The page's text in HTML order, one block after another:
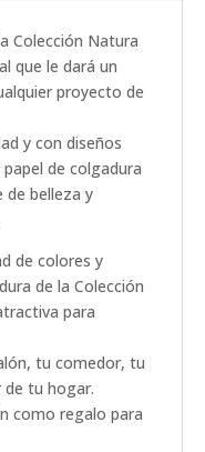
Colección Natura
que le dará un
proyecto de
y con diseños
de colgadura
de belleza y
de colores y
de la Colección
para
tu comedor, tu
tu hogar.
como regalo para